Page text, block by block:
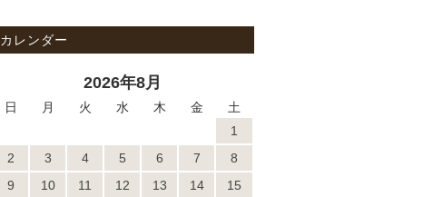
カレンダー
2026年8月
日 月 火 水 木 金
土
1
2
3 4 5 6 7
8
9
10 11 12 13 14
15